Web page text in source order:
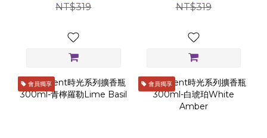
NT$319
NT$319
會員獨享 會員獨享